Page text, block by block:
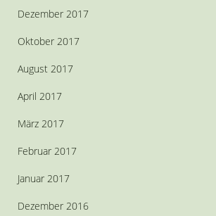
Dezember 2017
Oktober 2017
August 2017
April 2017
März 2017
Februar 2017
Januar 2017
Dezember 2016